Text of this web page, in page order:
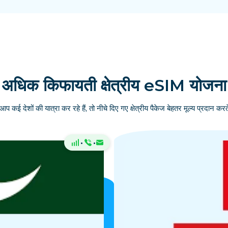
अधिक किफायती क्षेत्रीय eSIM योजना
कई देशों की यात्रा कर रहे हैं, तो नीचे दिए गए क्षेत्रीय पैकेज बेहतर मूल्य प्रदान
· ·